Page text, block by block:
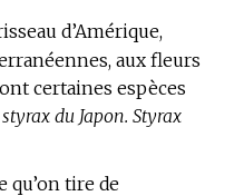
d’Amérique,
aux fleurs
certaines espèces
du Japon. Styrax
qu’on tire de